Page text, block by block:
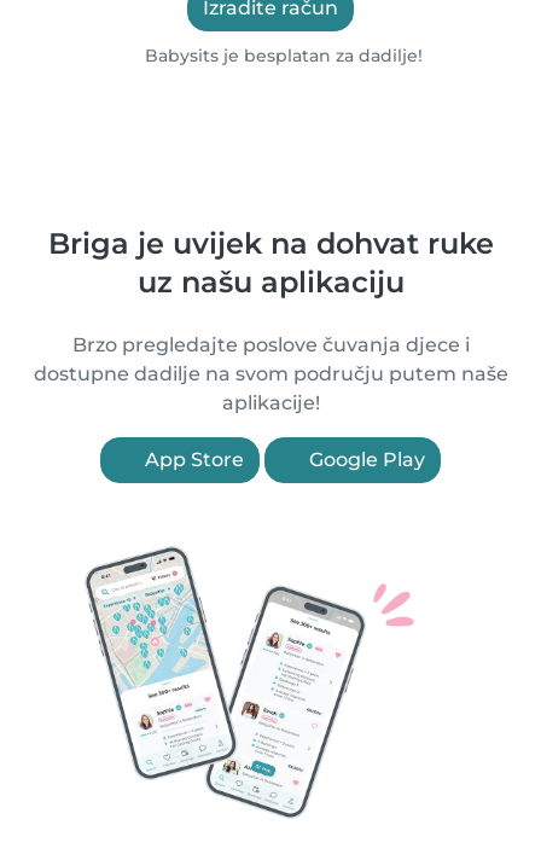
Izradite račun
Babysits je besplatan za dadilje!
Briga je uvijek na dohvat ruke
uz našu aplikaciju
Brzo pregledajte poslove čuvanja djece i
dostupne dadilje na svom području putem naše
aplikacije!
App Store Google Play